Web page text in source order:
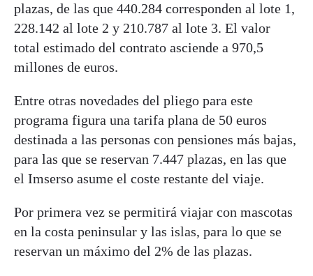
plazas, de las que 440.284 corresponden al lote 1,
228.142 al lote 2 y 210.787 al lote 3. El valor
total estimado del contrato asciende a 970,5
millones de euros.
Entre otras novedades del pliego para este
programa figura una tarifa plana de 50 euros
destinada a las personas con pensiones más bajas,
para las que se reservan 7.447 plazas, en las que
el Imserso asume el coste restante del viaje.
Por primera vez se permitirá viajar con mascotas
en la costa peninsular y las islas, para lo que se
reservan un máximo del 2% de las plazas.